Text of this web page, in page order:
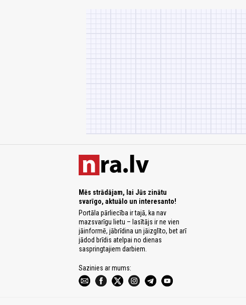
Mēs strādājam, lai Jūs zinātu
svarīgo, aktuālo un interesanto!
Portāla pārliecība ir tajā, ka nav
mazsvarīgu lietu – lasītājs ir ne vien
jāinformē, jābrīdina un jāizglīto, bet arī
jādod brīdis atelpai no dienas
saspringtajiem darbiem.
Sazinies ar mums: